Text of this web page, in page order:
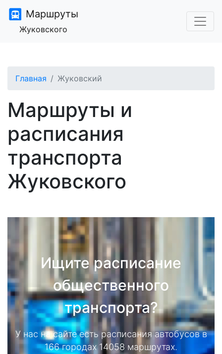
Маршруты
Жуковского
Главная Жуковский
Маршруты и
расписания
транспорта
Жуковского
Ищите расписание
общественного
транспорта?
У нас на сайте есть расписания автобусов в
166 городах 14058 маршрутах.